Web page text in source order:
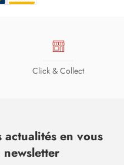
Click & Collect
en vous